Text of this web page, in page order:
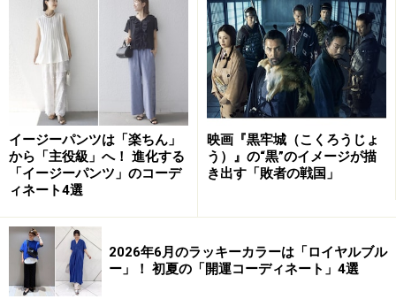
イージーパンツは「楽ちん」
から「主役級」へ！ 進化する
「イージーパンツ」のコーデ
ィネート4選
映画『黒牢城（こくろうじょ
う）』の“黒”のイメージが描
き出す「敗者の戦国」
2026年6月のラッキーカラーは「ロイヤルブル
ー」！ 初夏の「開運コーディネート」4選